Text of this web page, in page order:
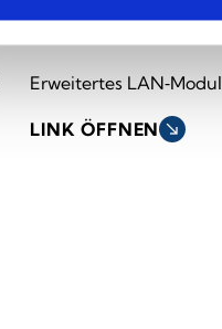
PrimeLAN
Erweitertes LAN‑Modul
LINK ÖFFNEN south_east